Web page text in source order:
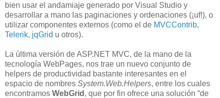
bien usar el andamiaje generado por Visual Studio y
desarrollar a mano las paginaciones y ordenaciones (¡uf!), o
utilizar componentes externos (como el de MVCContrib,
Telerik, jqGrid u otros).
La última versión de ASP.NET MVC, de la mano de la
tecnología WebPages, nos trae un nuevo conjunto de
helpers de productividad bastante interesantes en el
espacio de nombres System.Web.Helpers, entre los cuales
encontramos WebGrid , que por fin ofrece una solución “de